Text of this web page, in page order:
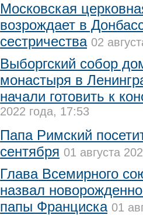
Московская
возрождает в
сестричества 02
Выборгский собор
монастыря в
начали готовить к
2022 года, 17:53
Папа Римский
сентября 01 августа
Глава Всемирного
назвал
папы Франциска 01